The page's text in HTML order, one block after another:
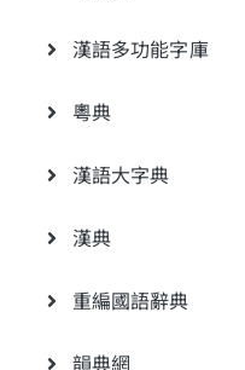
漢語多功能字庫
粵典
漢語大字典
漢典
重編國語辭典
韻典網